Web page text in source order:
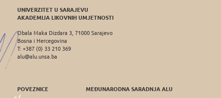
UNIVERZITET U SARAJEVU
AKADEMIJA LIKOVNIH UMJETNOSTI
Obala Maka Dizdara 3, 71000 Sarajevo
Bosna i Hercegovina
T: +387 (0) 33 210 369
alu@alu.unsa.ba
POVEZNICE
MEĐUNARODNA SARADNJA ALU